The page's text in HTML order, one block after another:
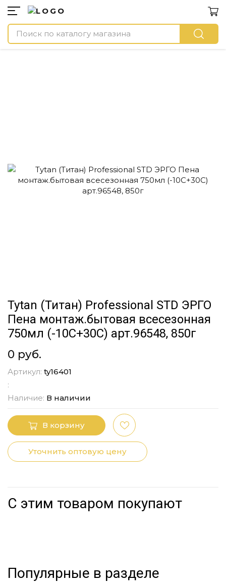
Tytan (Титан) Professional STD ЭРГО
Пена монтаж.бытовая всесезонная
750мл (-10C+30С) арт.96548, 850г
0 руб.
Артикул: ty16401
:
Наличие: В наличии
В корзину
Уточнить оптовую цену
С этим товаром покупают
Популярные в разделе